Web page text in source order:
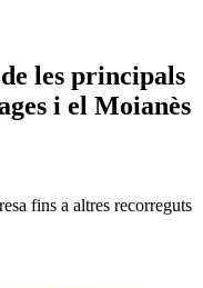
les principals
i el Moianès
fins a altres recorreguts